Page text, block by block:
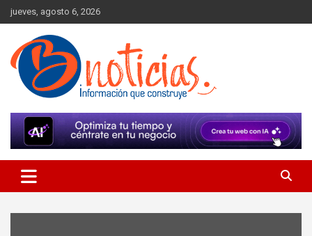
Skip
to
content
jueves, agosto 6, 2026
BNoticias